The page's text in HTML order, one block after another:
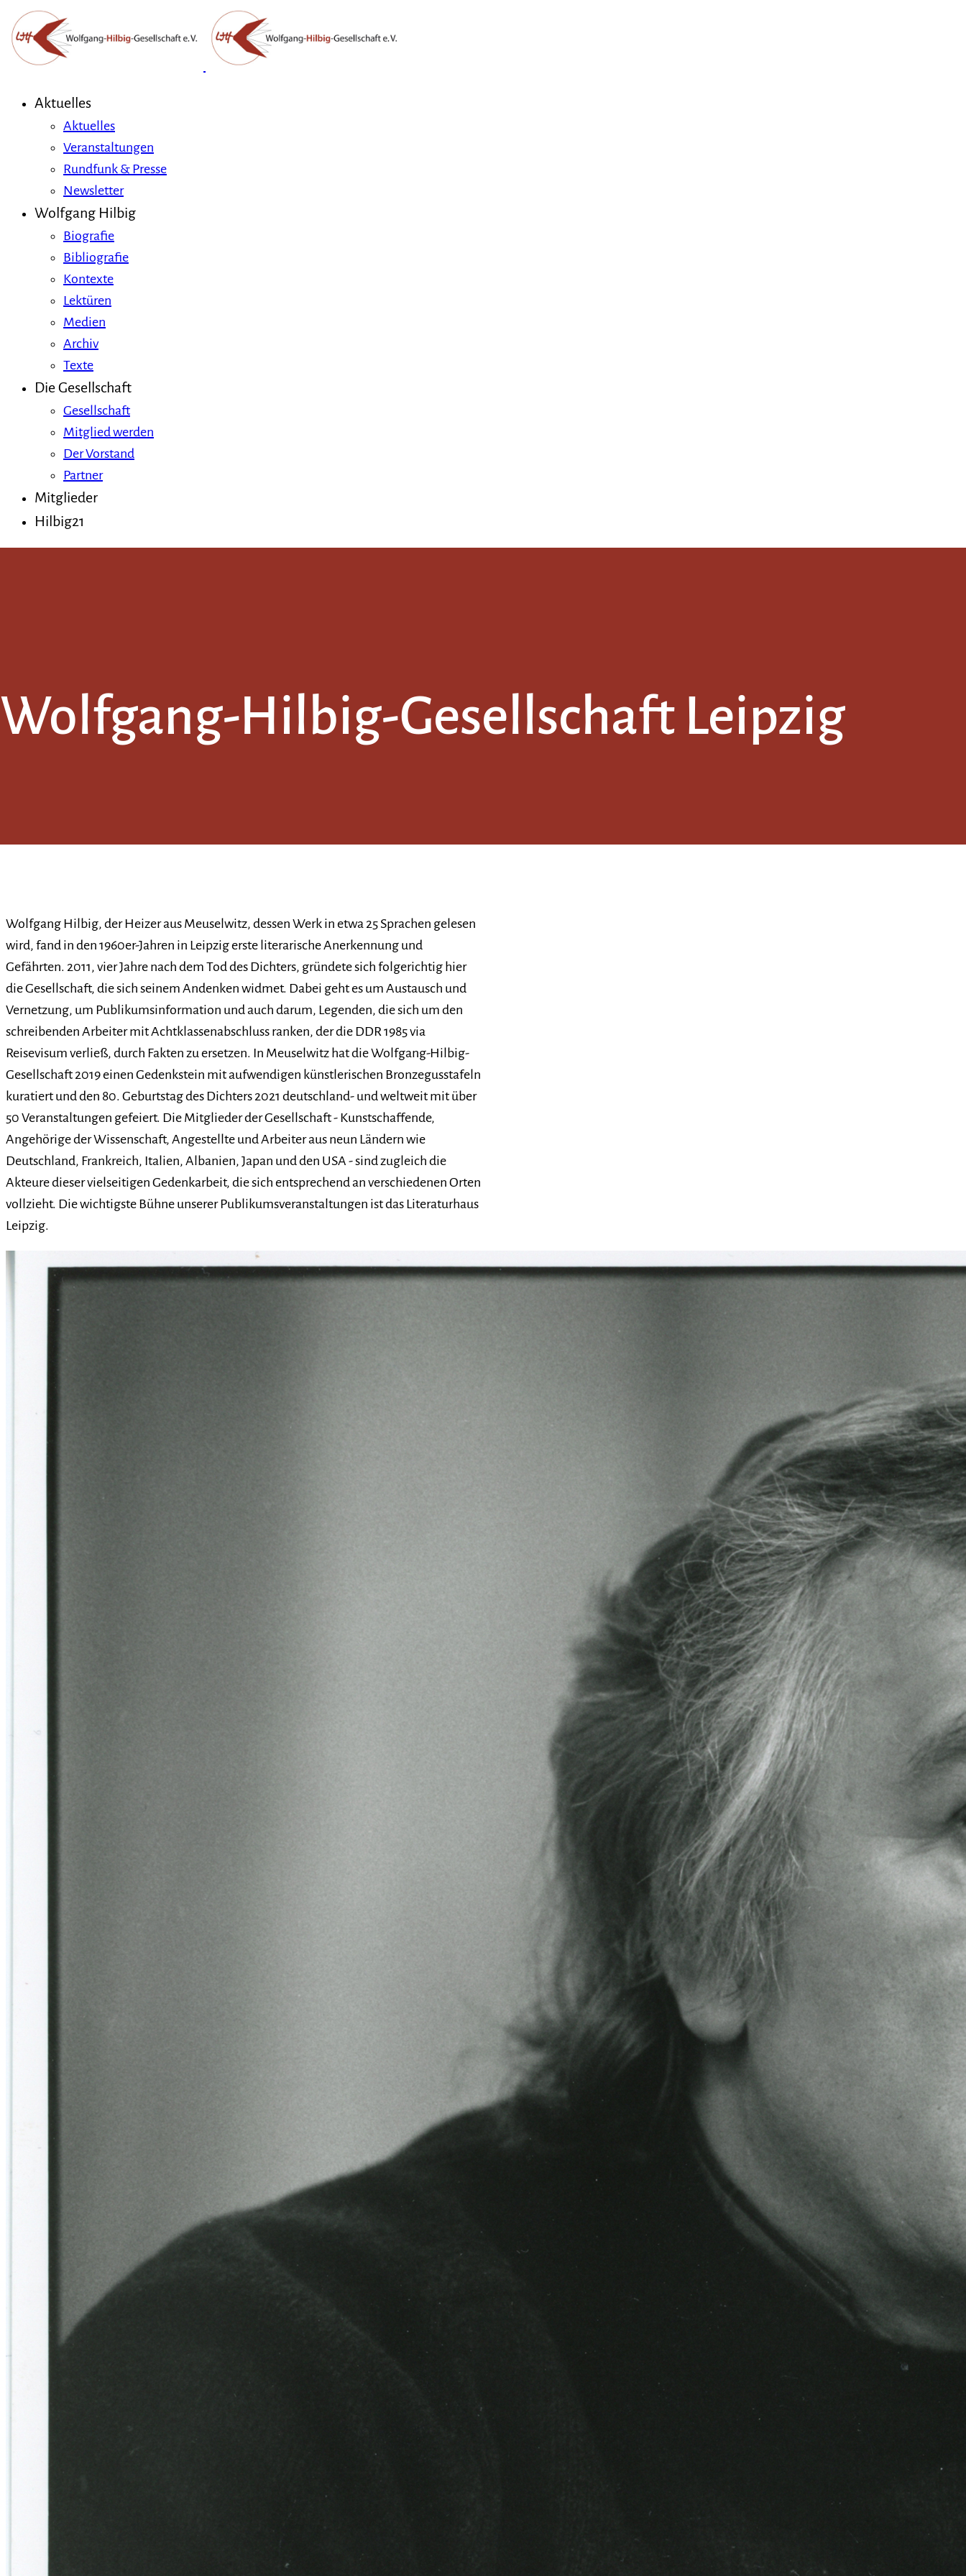
Aktuelles
Aktuelles
Veranstaltungen
Rundfunk & Presse
Newsletter
Wolfgang Hilbig
Biografie
Bibliografie
Kontexte
Lektüren
Medien
Archiv
Texte
Die Gesellschaft
Gesellschaft
Mitglied werden
Der Vorstand
Partner
Mitglieder
Hilbig21
Wolfgang-Hilbig-Gesellschaft Leipzig
Wolfgang Hilbig, der Heizer aus Meuselwitz, dessen Werk in etwa 25 Sprachen gelesen
wird, fand in den 1960er-Jahren in Leipzig erste literarische Anerkennung und
Gefährten. 2011, vier Jahre nach dem Tod des Dichters, gründete sich folgerichtig hier
die Gesellschaft, die sich seinem Andenken widmet. Dabei geht es um Austausch und
Vernetzung, um Publikumsinformation und auch darum, Legenden, die sich um den
schreibenden Arbeiter mit Achtklassenabschluss ranken, der die DDR 1985 via
Reisevisum verließ, durch Fakten zu ersetzen. In Meuselwitz hat die Wolfgang-Hilbig-
Gesellschaft 2019 einen Gedenkstein mit aufwendigen künstlerischen Bronzegusstafeln
kuratiert und den 80. Geburtstag des Dichters 2021 deutschland- und weltweit mit über
50 Veranstaltungen gefeiert. Die Mitglieder der Gesellschaft - Kunstschaffende,
Angehörige der Wissenschaft, Angestellte und Arbeiter aus neun Ländern wie
Deutschland, Frankreich, Italien, Albanien, Japan und den USA - sind zugleich die
Akteure dieser vielseitigen Gedenkarbeit, die sich entsprechend an verschiedenen Orten
vollzieht. Die wichtigste Bühne unserer Publikumsveranstaltungen ist das Literaturhaus
Leipzig.